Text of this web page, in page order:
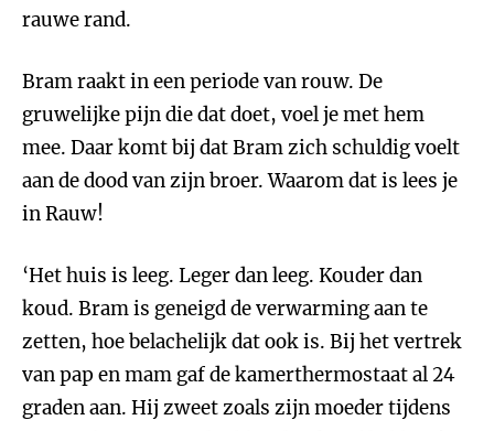
rauwe rand.
Bram raakt in een periode van rouw. De
gruwelijke pijn die dat doet, voel je met hem
mee. Daar komt bij dat Bram zich schuldig voelt
aan de dood van zijn broer. Waarom dat is lees je
in Rauw!
‘Het huis is leeg. Leger dan leeg. Kouder dan
koud. Bram is geneigd de verwarming aan te
zetten, hoe belachelijk dat ook is. Bij het vertrek
van pap en mam gaf de kamerthermostaat al 24
graden aan. Hij zweet zoals zijn moeder tijdens